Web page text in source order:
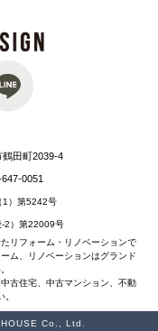
鶴田町2039-4
0051
1）第5242号
2）第22009号
リフォーム・リノベーションで
ム、リノベーションはグランド
古住宅、中古マンション、不動
Co., Ltd.